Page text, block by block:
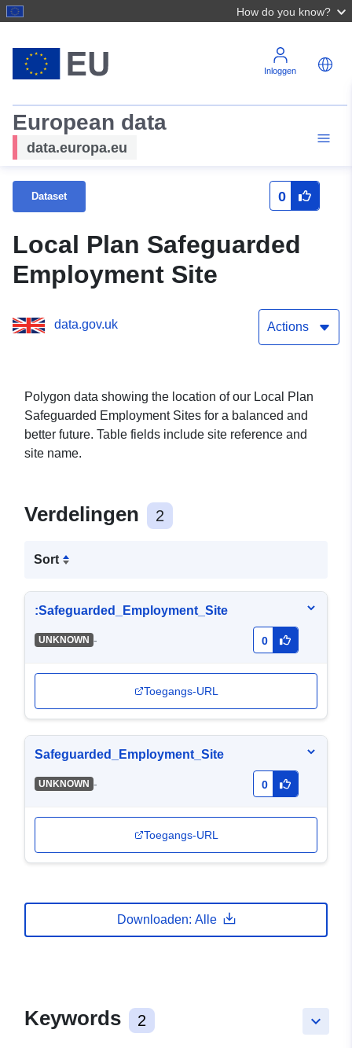
How do you know?
Inloggen
European data
data.europa.eu
Dataset 0
Local Plan Safeguarded
Employment Site
data.gov.uk Actions
Polygon data showing the location of our Local Plan
Safeguarded Employment Sites for a balanced and
better future. Table fields include site reference and
site name.
Verdelingen 2
Sort
:Safeguarded_Employment_Site
UNKNOWN - 0
Toegangs-URL
Safeguarded_Employment_Site
UNKNOWN - 0
Toegangs-URL
Downloaden: Alle
keyboard_arrow_down
Keywords 2